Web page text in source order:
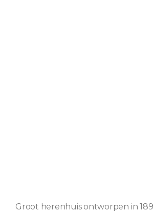
Groot herenhuis ontworpen in